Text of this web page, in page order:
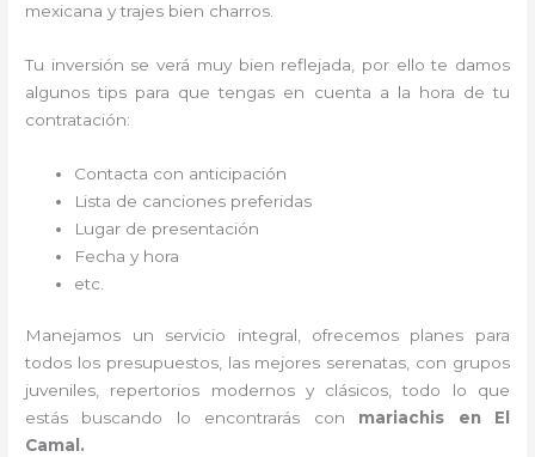
mexicana y trajes bien charros.
Tu inversión se verá muy bien reflejada, por ello te damos
algunos tips para que tengas en cuenta a la hora de tu
contratación:
Contacta con anticipación
Lista de canciones preferidas
Lugar de presentación
Fecha y hora
etc.
Manejamos un servicio integral, ofrecemos planes para
todos los presupuestos, las mejores serenatas, con grupos
juveniles, repertorios modernos y clásicos, todo lo que
estás buscando lo encontrarás con mariachis en El
Camal.